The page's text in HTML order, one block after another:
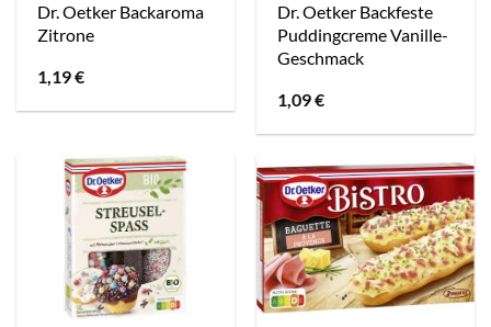
Dr. Oetker Backaroma
Zitrone
1,19€
Dr. Oetker Backfeste
Puddingcreme Vanille-
Geschmack
1,09€